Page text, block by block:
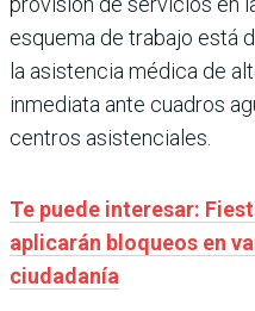
esquema de trabajo está
la asistencia médica de
inmediata ante cuadros
centros asistenciales.
Te puede interesar:
aplicarán bloqueos en
ciudadanía